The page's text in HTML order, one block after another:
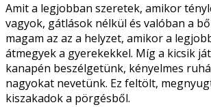
Amit a legjobban szeretek, amikor
vagyok, gátlások nélkül és valóban a
magam az az a helyzet, amikor a
átmegyek a gyerekekkel. Míg a kicsik
kanapén beszélgetünk, kényelmes
nagyokat nevetünk. Ez feltölt,
kiszakadok a pörgésből.